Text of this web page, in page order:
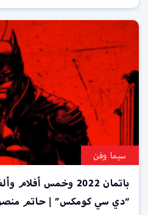
سيما وفن
باتمان 2022 وخمس
“دي سي كومكس” | حاتم